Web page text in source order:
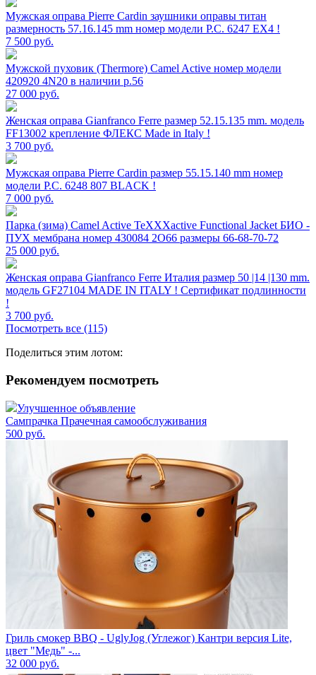
Мужская оправа Pierre Cardin заушники оправы титан
размерность 57.16.145 mm номер модели P.C. 6247 EX4 !
7 500 руб.
Мужской пуховик (Thermore) Camel Active номер модели
420920 4N20 в наличии р.56
27 000 руб.
Женская оправа Gianfranco Ferre размер 52.15.135 mm. модель
FF13002 крепление ФЛЕКС Made in Italy !
3 700 руб.
Мужская оправа Pierre Cardin размер 55.15.140 mm номер
модели P.C. 6248 807 BLACK !
7 000 руб.
Парка (зима) Camel Active TeXXXactive Functional Jacket БИО -
ПУХ мембрана номер 430084 2O66 размеры 66-68-70-72
25 000 руб.
Женская оправа Gianfranco Ferre Италия размер 50 |14 |130 mm.
модель GF27104 MADE IN ITALY ! Сертификат подлинности
!
3 700 руб.
Посмотреть все (115)
Поделиться этим лотом:
Рекомендуем посмотреть
Улучшенное объявление
Сампрачка Прачечная самообслуживания
500 руб.
Гриль смокер BBQ - UglyJog (Углежог) Кантри версия Lite,
цвет "Медь" -...
32 000 руб.